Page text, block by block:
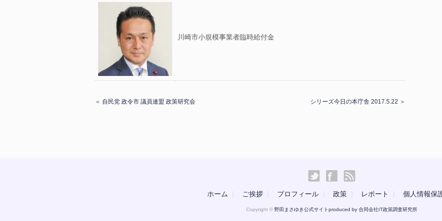
川崎市小規模事業者臨時給付金
＜ 自民党 政令市 議員連盟 政策研究会 シリーズ今日の本庁舎 2017.5.22 ＞
ホーム ご挨拶 プロフィール 政策 レポート 個人情報保
Copyright © 野田まさゆき公式サイトproduced by 合同会社IT政策調査研究所